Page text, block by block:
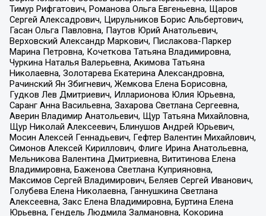
Тимур Рифгатович, Романова Ольга Евгеньевна, Щаров
Сергей Алексадрович, Цирульников Борис Альбертович,
Гасан Ольга Павловна, Паутов Юрий Анатольевич,
Верховский Александр Маркович, Пислакова-Паркер
Марина Петровна, Кочеткова Татьяна Владимировна,
Чуркина Наталья Валерьевна, Акимова Татьяна
Николаевна, Золотарева Екатерина Александровна,
Рачинский Ян Збигневич, Жемкова Елена Борисовна,
Гудков Лев Дмитриевич, Илларионова Юлия Юрьевна,
Саранг Анна Васильевна, Захарова Светлана Сергеевна,
Аверин Владимир Анатольевич, Щур Татьяна Михайловна,
Щур Николай Алексеевич, Блинушов Андрей Юрьевич,
Мосин Алексей Геннадьевич, Гефтер Валентин Михайлович,
Симонов Алексей Кириллович, Флиге Ирина Анатольевна,
Мельникова Валентина Дмитриевна, Вититинова Елена
Владимировна, Баженова Светлана Куприяновна,
Максимов Сергей Владимирович, Беляев Сергей Иванович,
Голубева Елена Николаевна, Ганнушкина Светлана
Алексеевна, Закс Елена Владимировна, Буртина Елена
Юрьевна, Гендель Людмила Залмановна, Кокорина